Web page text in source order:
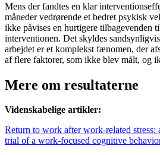
Mens der fandtes en klar
måneder vedrørende et bedret psykisk
ikke påvises en hurtigere tilbagevenden
interventionen. Det skyldes
arbejdet er et komplekst fænomen, der
af flere faktorer, som ikke blev målt, og
Mere om resultaterne
Videnskabelige artikler:
Return to work after work-related stress:
trial of a work-focused cognitive